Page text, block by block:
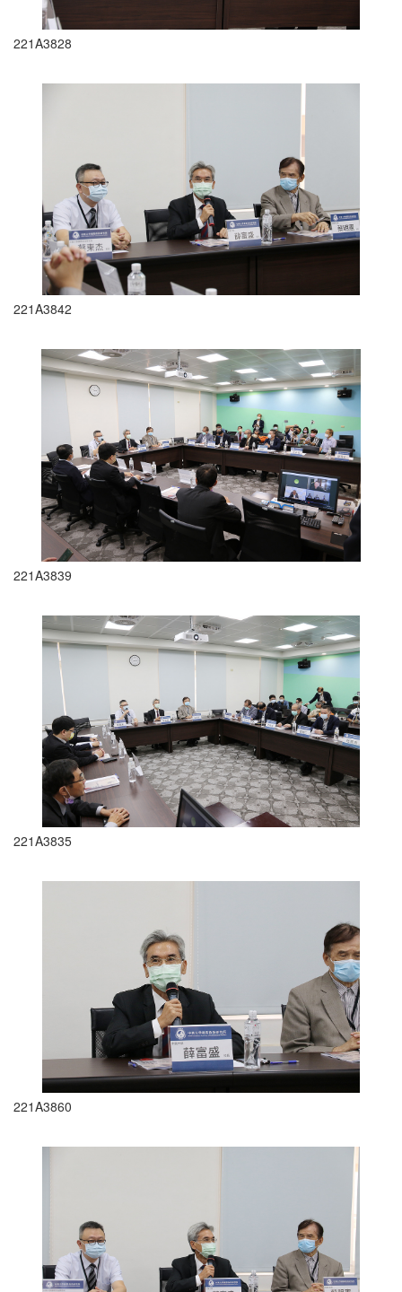
221A3828
221A3842
221A3839
221A3835
221A3860